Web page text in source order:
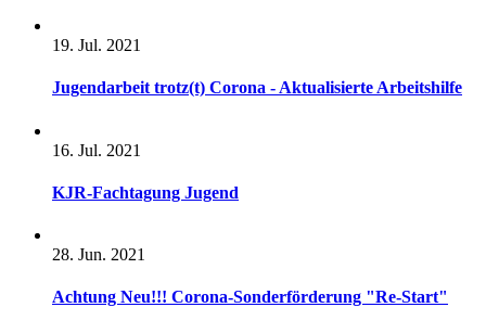
19. Jul. 2021
Jugendarbeit trotz(t) Corona - Aktualisierte Arbeitshilfe
16. Jul. 2021
KJR-Fachtagung Jugend
28. Jun. 2021
Achtung Neu!!! Corona-Sonderförderung "Re-Start"